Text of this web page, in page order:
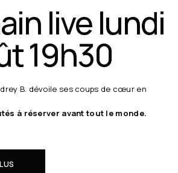
live lundi
19h30
B. dévoile ses coups de cœur en
à réserver avant tout le monde.